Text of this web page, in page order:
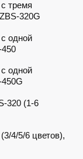
тремя
320G
одной
одной
320 (1-6
4/5/6 цветов),